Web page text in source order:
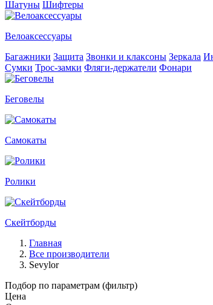
Шатуны Шифтеры
Велоаксессуары
Багажники Защита Звонки и клаксоны Зеркала
Сумки Трос-замки Фляги-держатели Фонари
Беговелы
Самокаты
Ролики
Скейтборды
Главная
Все производители
Sevylor
Подбор по параметрам (фильтр)
Цена